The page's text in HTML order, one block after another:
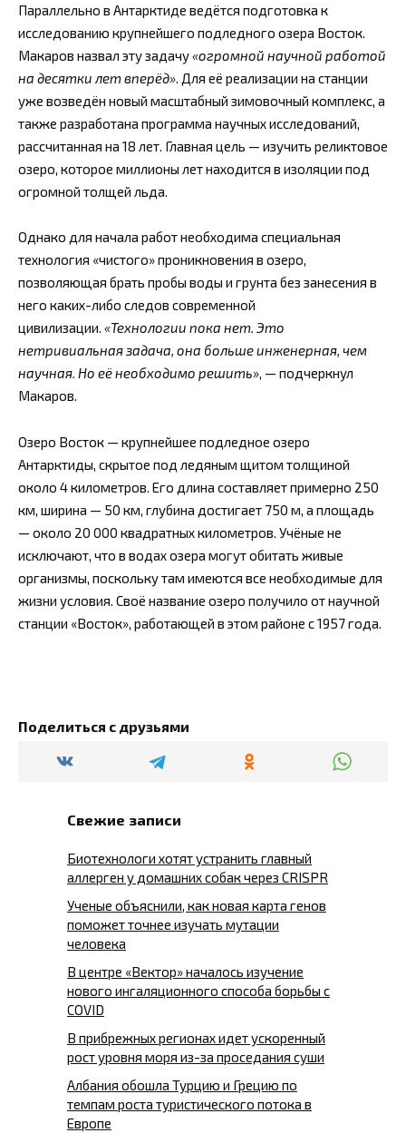
Параллельно в Антарктиде ведётся подготовка к
исследованию крупнейшего подледного озера Восток.
Макаров назвал эту задачу«огромной научной работой
на десятки лет вперёд» . Для её реализации на станции
уже возведён новый масштабный зимовочный комплекс, а
также разработана программа научных исследований,
рассчитанная на 18 лет. Главная цель — изучить реликтовое
озеро, которое миллионы лет находится в изоляции под
огромной толщей льда.
Однако для начала работ необходима специальная
технология «чистого» проникновения в озеро,
позволяющая брать пробы воды и грунта без занесения в
него каких-либо следов современной
цивилизации. «Технологии пока нет. Это
нетривиальная задача, она больше инженерная, чем
научная. Но её необходимо решить», — подчеркнул
Макаров.
Озеро Восток — крупнейшее подледное озеро
Антарктиды, скрытое под ледяным щитом толщиной
около 4 километров. Его длина составляет примерно 250
км, ширина — 50 км, глубина достигает 750 м, а площадь
— около 20 000 квадратных километров. Учёные не
исключают, что в водах озера могут обитать живые
организмы, поскольку там имеются все необходимые для
жизни условия. Своё название озеро получило от научной
станции «Восток», работающей в этом районе с 1957 года.
Поделиться с друзьями
Свежие записи
Биотехнологи хотят устранить главный
аллерген у домашних собак через CRISPR
Ученые объяснили, как новая карта генов
поможет точнее изучать мутации
человека
В центре «Вектор» началось изучение
нового ингаляционного способа борьбы с
COVID
В прибрежных регионах идет ускоренный
рост уровня моря из-за проседания суши
Албания обошла Турцию и Грецию по
темпам роста туристического потока в
Европе